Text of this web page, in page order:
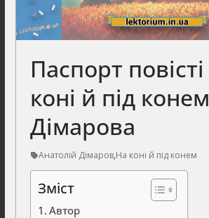
Паспорт
коні й під
Дімарова
Анатолій Дімаров,На коні й під конем
Зміст
Автор